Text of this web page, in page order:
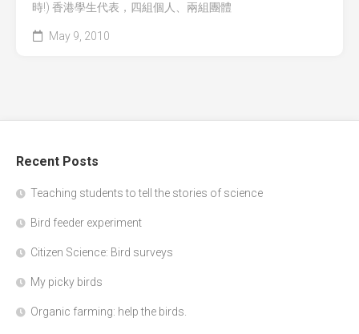
時!) 香港學生代表，四組個人、兩組團體
May 9, 2010
Recent Posts
Teaching students to tell the stories of science
Bird feeder experiment
Citizen Science: Bird surveys
My picky birds
Organic farming: help the birds.